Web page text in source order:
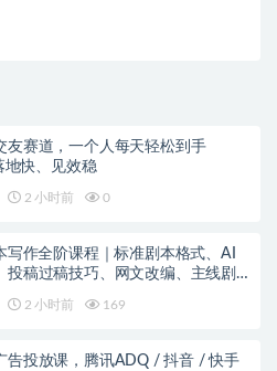
友赛道，一个人每天轻松到手
地快、见效稳
2 小时前 0
写作全阶课程｜标准剧本格式、AI
投稿过稿技巧、网文改编、主线剧
2 小时前 169
告投放课，腾讯ADQ / 抖音 / 快手